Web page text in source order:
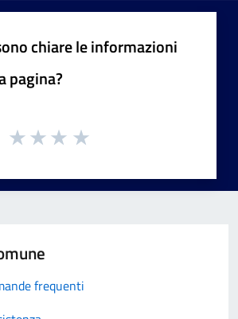
chiare le informazioni
pagina?
frequenti